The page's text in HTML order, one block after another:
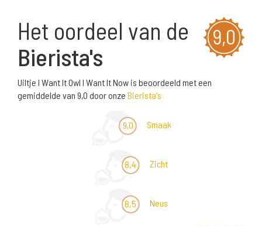
9,0
Het oordeel van de
Bierista's
Uiltje I Want It Owl I Want It Now is beoordeeld met een
gemiddelde van 9,0 door onze Bierista's
9,0 Smaak
8,4 Zicht
8,5 Neus